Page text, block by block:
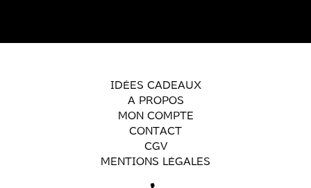
IDÉES CADEAUX
A PROPOS
MON COMPTE
CONTACT
CGV
MENTIONS LÉGALES